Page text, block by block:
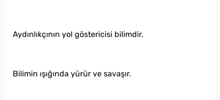
Aydınlıkçının yol göstericisi bilimdir.
Bilimin ışığında yürür ve savaşır.